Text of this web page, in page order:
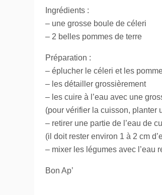
Ingrédients :
– une grosse boule de céleri
– 2 belles pommes de terre
Préparation :
– éplucher le céleri et les
– les détailler grossièrement
– les cuire à l’eau avec une
(pour vérifier la cuisson, planter
– retirer une partie de l’eau de
(il doit rester environ 1 à 2 cm
– mixer les légumes avec l’eau
Bon Ap’